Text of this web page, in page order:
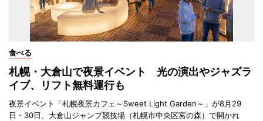
食べる
札幌・大倉山で夜景イベント 光の演出やジャズラ
イブ、リフト無料運行も
夜景イベント「札幌夜景カフェ～Sweet Light Garden～」が8月29
日・30日、大倉山ジャンプ競技場（札幌市中央区宮の森）で開かれ